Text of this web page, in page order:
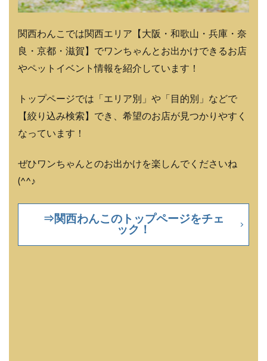
関西わんこでは関西エリア【大阪・和歌山・兵庫・奈
良・京都・滋賀】でワンちゃんとお出かけできるお店
やペットイベント情報を紹介しています！
トップページでは「エリア別」や「目的別」などで
【絞り込み検索】でき、希望のお店が見つかりやすく
なっています！
ぜひワンちゃんとのお出かけを楽しんでくださいね
(^^♪
⇒関西わんこのトップページをチェ
ック！